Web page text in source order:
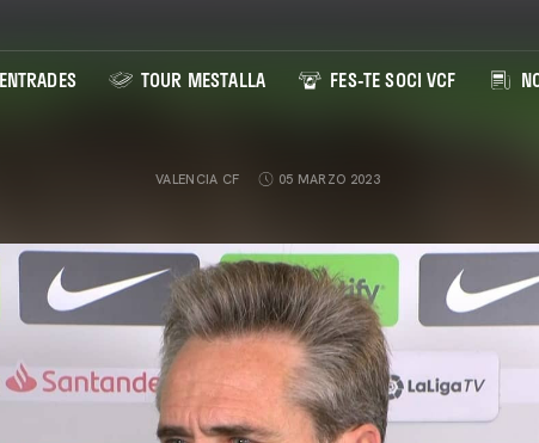
ENTRADES TOUR MESTALLA FES-TE SOCI VCF
VALENCIA CF 05 MARZO 2023